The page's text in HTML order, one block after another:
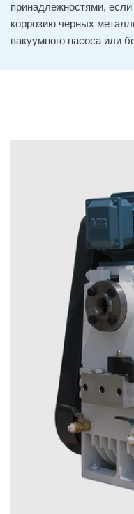
принадлежностями,
коррозию черных
вакуумного насоса или